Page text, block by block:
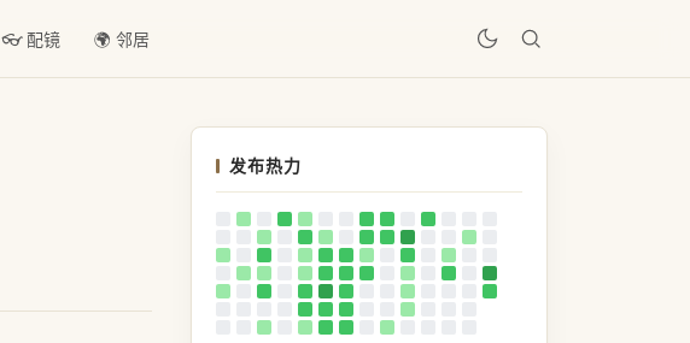
👓 配镜 🌍 邻居
发布热力